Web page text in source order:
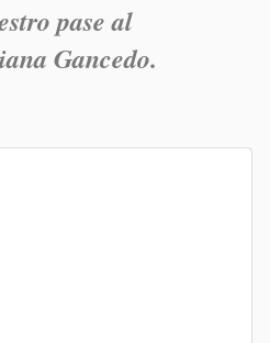
pase al
Gancedo.